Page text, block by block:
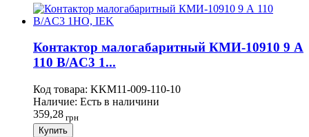
Контактор малогабаритный КМИ-10910 9 А
110 В/AC3 1...
Код товара: KKM11-009-110-10
Наличие: Есть в наличини
359,28 грн
Купить